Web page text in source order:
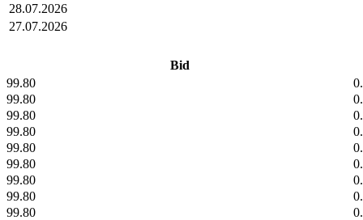
28.07.2026
27.07.2026
Bid
99.80
99.80
99.80
99.80
99.80
99.80
99.80
99.80
99.80